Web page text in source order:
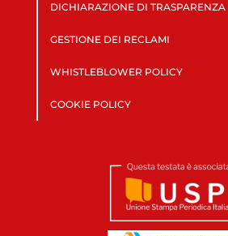
DICHIARAZIONE DI TRASPARENZA
GESTIONE DEI RECLAMI
WHISTLEBLOWER POLICY
COOKIE POLICY